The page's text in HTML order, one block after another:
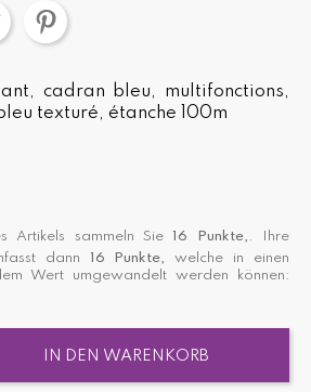
cadran bleu, multifonctions,
texturé, étanche 100m
Artikels sammeln Sie16 Punkte, . Ihre
dann 16 Punkte,
welche in einen
Wert umgewandelt werden können:
IN DEN WARENKORB